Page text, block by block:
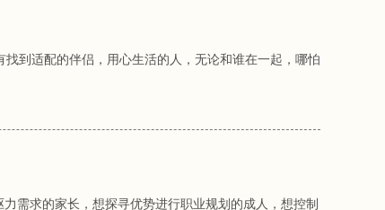
到适配的伴侣，用心生活的人，无论和谁在一起，哪怕
需求的家长，想探寻优势进行职业规划的成人，想控制